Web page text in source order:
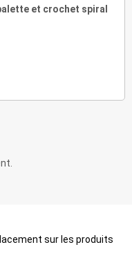
et crochet spiral
sur les produits